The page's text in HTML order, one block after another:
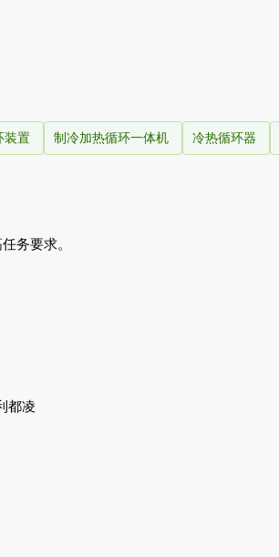
装置 制冷加热循环一体机 冷热循环器
务要求。
都凌